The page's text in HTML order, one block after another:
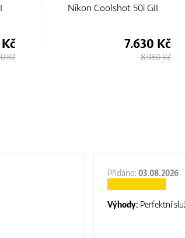
Kč
Kč
Nikon Coolshot 20i GIII
6.280 Kč
6.980 Kč
Přidáno:03.08.2026
Výhody: Perfektní